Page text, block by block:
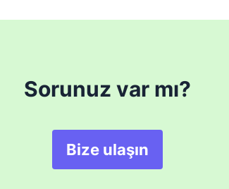
Sorunuz var mı?
Bize ulaşın